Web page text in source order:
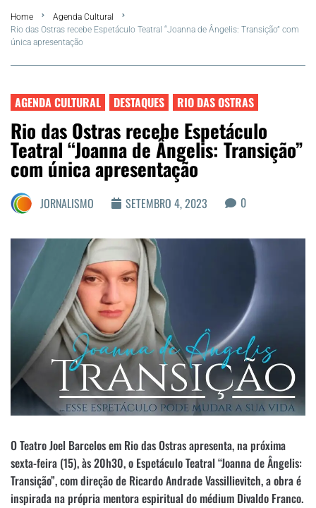
FLA Araru 2026
Araruama
Região dos Lagos
Agenda Cultural
Colunistas
Matérias Exclusivas
Home
Agenda Cultural
Rio das Ostras recebe Espetáculo Teatral “Joanna de Ângelis: Transição” com
única apresentação
AGENDA CULTURAL DESTAQUES RIO DAS OSTRAS
Rio das Ostras recebe Espetáculo
Teatral “Joanna de Ângelis: Transição”
com única apresentação
JORNALISMO SETEMBRO 4, 2023 0
O Teatro Joel Barcelos em Rio das Ostras apresenta, na próxima
sexta-feira (15), às 20h30, o Espetáculo Teatral “Joanna de Ângelis:
Transição”, com direção de Ricardo Andrade Vassillievitch, a obra é
inspirada na própria mentora espiritual do médium Divaldo Franco.